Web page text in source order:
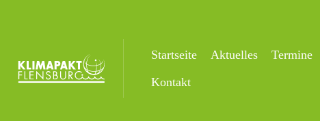
Startseite Aktuelles Termine
Kontakt